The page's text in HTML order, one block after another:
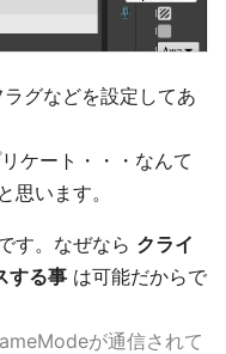
グなどを設定してあ
ケート・・・なんて
思います。
す。なぜなら クライ
する事 は可能だからで
が通信されて